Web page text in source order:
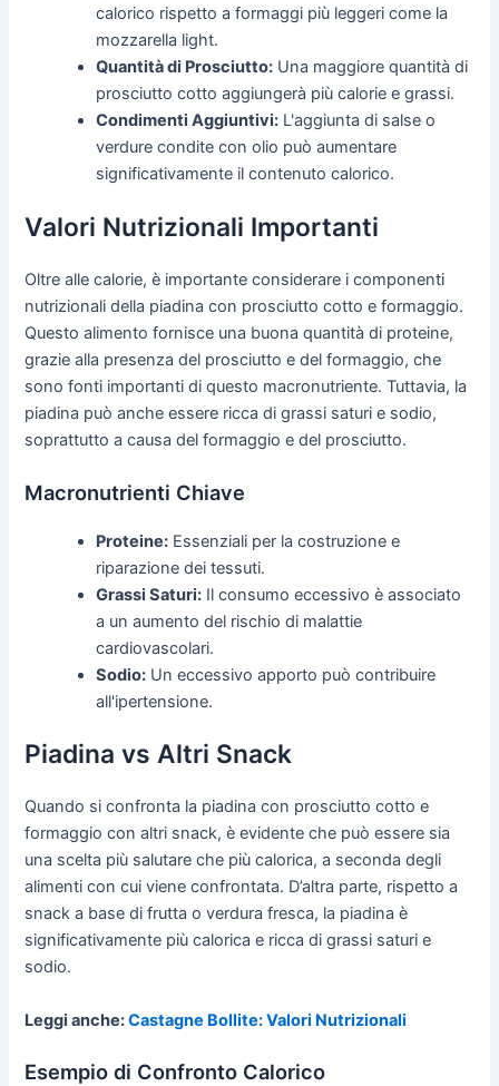
calorico rispetto a formaggi più leggeri come la
mozzarella light.
Quantità di Prosciutto: Una maggiore quantità di
prosciutto cotto aggiungerà più calorie e grassi.
Condimenti Aggiuntivi: L'aggiunta di salse o
verdure condite con olio può aumentare
significativamente il contenuto calorico.
Valori Nutrizionali Importanti
Oltre alle calorie, è importante considerare i componenti
nutrizionali della piadina con prosciutto cotto e formaggio.
Questo alimento fornisce una buona quantità di proteine,
grazie alla presenza del prosciutto e del formaggio, che
sono fonti importanti di questo macronutriente. Tuttavia, la
piadina può anche essere ricca di grassi saturi e sodio,
soprattutto a causa del formaggio e del prosciutto.
Macronutrienti Chiave
Proteine: Essenziali per la costruzione e
riparazione dei tessuti.
Grassi Saturi: Il consumo eccessivo è associato
a un aumento del rischio di malattie
cardiovascolari.
Sodio: Un eccessivo apporto può contribuire
all'ipertensione.
Piadina vs Altri Snack
Quando si confronta la piadina con prosciutto cotto e
formaggio con altri snack, è evidente che può essere sia
una scelta più salutare che più calorica, a seconda degli
alimenti con cui viene confrontata. D’altra parte, rispetto a
snack a base di frutta o verdura fresca, la piadina è
significativamente più calorica e ricca di grassi saturi e
sodio.
Leggi anche:Castagne Bollite: Valori Nutrizionali
Esempio di Confronto Calorico